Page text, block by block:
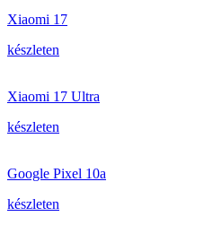
Xiaomi 17
készleten
Xiaomi 17 Ultra
készleten
Google Pixel 10a
készleten